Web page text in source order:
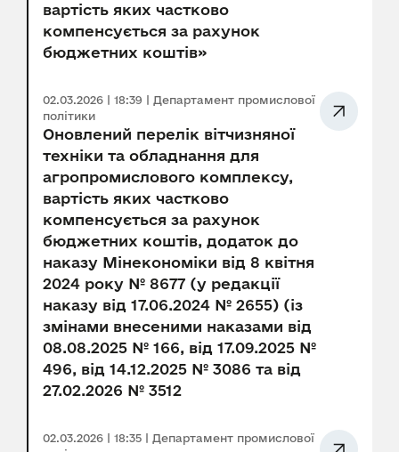
вартість яких частково
компенсується за рахунок
бюджетних коштів»
02.03.2026 | 18:39 | Департамент промислової
політики
Оновлений перелік вітчизняної
техніки та обладнання для
агропромислового комплексу,
вартість яких частково
компенсується за рахунок
бюджетних коштів, додаток до
наказу Мінекономіки від 8 квітня
2024 року № 8677 (у редакції
наказу від 17.06.2024 № 2655) (із
змінами внесеними наказами від
08.08.2025 № 166, від 17.09.2025 №
496, від 14.12.2025 № 3086 та від
27.02.2026 № 3512
02.03.2026 | 18:35 | Департамент промислової